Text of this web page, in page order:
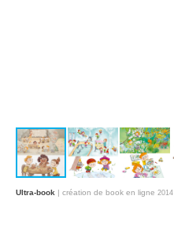
Ultra-book | création de book en ligne 2014